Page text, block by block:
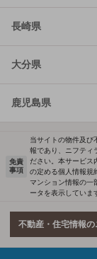
長崎県
大分県
鹿児島県
免責
事項
当サイトの物件及び
報であり、ニフティ
ださい。本サービス
の定める個人情報規
マンション情報の一
ータを表示していま
不動産・住宅情報